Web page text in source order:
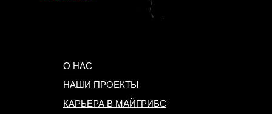
О НАС
НАШИ ПРОЕКТЫ
КАРЬЕРА В МАЙГРИБС